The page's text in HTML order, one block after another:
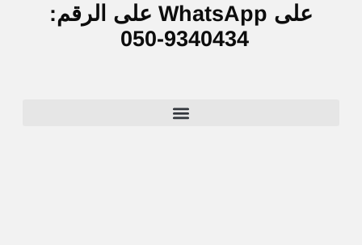
على WhatsApp على الرقم:
9340434-050